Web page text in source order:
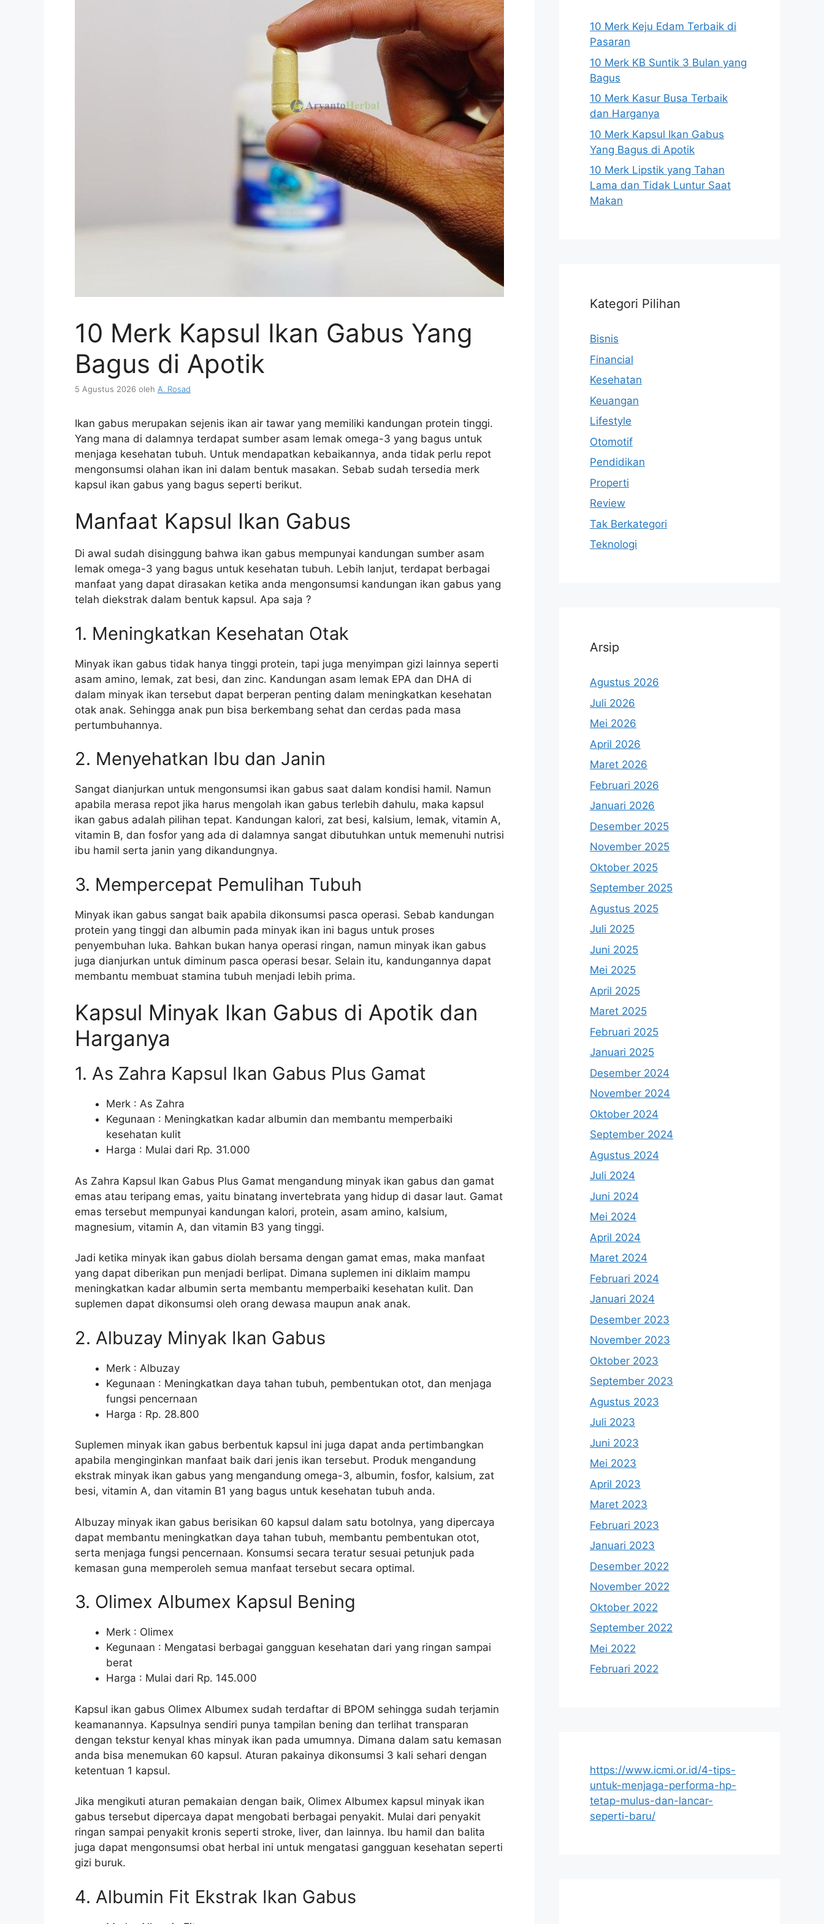
10 Merk Kapsul Ikan Gabus Yang
Bagus di Apotik
5 Agustus 2026 oleh A. Rosad
Ikan gabus merupakan sejenis ikan air tawar yang memiliki kandungan protein tinggi.
Yang mana di dalamnya terdapat sumber asam lemak omega-3 yang bagus untuk
menjaga kesehatan tubuh. Untuk mendapatkan kebaikannya, anda tidak perlu repot
mengonsumsi olahan ikan ini dalam bentuk masakan. Sebab sudah tersedia merk
kapsul ikan gabus yang bagus seperti berikut.
Manfaat Kapsul Ikan Gabus
Di awal sudah disinggung bahwa ikan gabus mempunyai kandungan sumber asam
lemak omega-3 yang bagus untuk kesehatan tubuh. Lebih lanjut, terdapat berbagai
manfaat yang dapat dirasakan ketika anda mengonsumsi kandungan ikan gabus yang
telah diekstrak dalam bentuk kapsul. Apa saja ?
1. Meningkatkan Kesehatan Otak
Minyak ikan gabus tidak hanya tinggi protein, tapi juga menyimpan gizi lainnya seperti
asam amino, lemak, zat besi, dan zinc. Kandungan asam lemak EPA dan DHA di
dalam minyak ikan tersebut dapat berperan penting dalam meningkatkan kesehatan
otak anak. Sehingga anak pun bisa berkembang sehat dan cerdas pada masa
pertumbuhannya.
2. Menyehatkan Ibu dan Janin
Sangat dianjurkan untuk mengonsumsi ikan gabus saat dalam kondisi hamil. Namun
apabila merasa repot jika harus mengolah ikan gabus terlebih dahulu, maka kapsul
ikan gabus adalah pilihan tepat. Kandungan kalori, zat besi, kalsium, lemak, vitamin A,
vitamin B, dan fosfor yang ada di dalamnya sangat dibutuhkan untuk memenuhi nutrisi
ibu hamil serta janin yang dikandungnya.
3. Mempercepat Pemulihan Tubuh
Minyak ikan gabus sangat baik apabila dikonsumsi pasca operasi. Sebab kandungan
protein yang tinggi dan albumin pada minyak ikan ini bagus untuk proses
penyembuhan luka. Bahkan bukan hanya operasi ringan, namun minyak ikan gabus
juga dianjurkan untuk diminum pasca operasi besar. Selain itu, kandungannya dapat
membantu membuat stamina tubuh menjadi lebih prima.
Kapsul Minyak Ikan Gabus di Apotik dan
Harganya
1. As Zahra Kapsul Ikan Gabus Plus Gamat
Merk : As Zahra
Kegunaan : Meningkatkan kadar albumin dan membantu memperbaiki
kesehatan kulit
Harga : Mulai dari Rp. 31.000
As Zahra Kapsul Ikan Gabus Plus Gamat mengandung minyak ikan gabus dan gamat
emas atau teripang emas, yaitu binatang invertebrata yang hidup di dasar laut. Gamat
emas tersebut mempunyai kandungan kalori, protein, asam amino, kalsium,
magnesium, vitamin A, dan vitamin B3 yang tinggi.
Jadi ketika minyak ikan gabus diolah bersama dengan gamat emas, maka manfaat
yang dapat diberikan pun menjadi berlipat. Dimana suplemen ini diklaim mampu
meningkatkan kadar albumin serta membantu memperbaiki kesehatan kulit. Dan
suplemen dapat dikonsumsi oleh orang dewasa maupun anak anak.
2. Albuzay Minyak Ikan Gabus
Merk : Albuzay
Kegunaan : Meningkatkan daya tahan tubuh, pembentukan otot, dan menjaga
fungsi pencernaan
Harga : Rp. 28.800
Suplemen minyak ikan gabus berbentuk kapsul ini juga dapat anda pertimbangkan
apabila menginginkan manfaat baik dari jenis ikan tersebut. Produk mengandung
ekstrak minyak ikan gabus yang mengandung omega-3, albumin, fosfor, kalsium, zat
besi, vitamin A, dan vitamin B1 yang bagus untuk kesehatan tubuh anda.
Albuzay minyak ikan gabus berisikan 60 kapsul dalam satu botolnya, yang dipercaya
dapat membantu meningkatkan daya tahan tubuh, membantu pembentukan otot,
serta menjaga fungsi pencernaan. Konsumsi secara teratur sesuai petunjuk pada
kemasan guna memperoleh semua manfaat tersebut secara optimal.
3. Olimex Albumex Kapsul Bening
Merk : Olimex
Kegunaan : Mengatasi berbagai gangguan kesehatan dari yang ringan sampai
berat
Harga : Mulai dari Rp. 145.000
Kapsul ikan gabus Olimex Albumex sudah terdaftar di BPOM sehingga sudah terjamin
keamanannya. Kapsulnya sendiri punya tampilan bening dan terlihat transparan
dengan tekstur kenyal khas minyak ikan pada umumnya. Dimana dalam satu kemasan
anda bisa menemukan 60 kapsul. Aturan pakainya dikonsumsi 3 kali sehari dengan
ketentuan 1 kapsul.
Jika mengikuti aturan pemakaian dengan baik, Olimex Albumex kapsul minyak ikan
gabus tersebut dipercaya dapat mengobati berbagai penyakit. Mulai dari penyakit
ringan sampai penyakit kronis seperti stroke, liver, dan lainnya. Ibu hamil dan balita
juga dapat mengonsumsi obat herbal ini untuk mengatasi gangguan kesehatan seperti
gizi buruk.
4. Albumin Fit Ekstrak Ikan Gabus
10 Merk Keju Edam Terbaik di
Pasaran
10 Merk KB Suntik 3 Bulan yang
Bagus
10 Merk Kasur Busa Terbaik
dan Harganya
10 Merk Kapsul Ikan Gabus
Yang Bagus di Apotik
10 Merk Lipstik yang Tahan
Lama dan Tidak Luntur Saat
Makan
Kategori Pilihan
Bisnis
Financial
Kesehatan
Keuangan
Lifestyle
Otomotif
Pendidikan
Properti
Review
Tak Berkategori
Teknologi
Arsip
Agustus 2026
Juli 2026
Mei 2026
April 2026
Maret 2026
Februari 2026
Januari 2026
Desember 2025
November 2025
Oktober 2025
September 2025
Agustus 2025
Juli 2025
Juni 2025
Mei 2025
April 2025
Maret 2025
Februari 2025
Januari 2025
Desember 2024
November 2024
Oktober 2024
September 2024
Agustus 2024
Juli 2024
Juni 2024
Mei 2024
April 2024
Maret 2024
Februari 2024
Januari 2024
Desember 2023
November 2023
Oktober 2023
September 2023
Agustus 2023
Juli 2023
Juni 2023
Mei 2023
April 2023
Maret 2023
Februari 2023
Januari 2023
Desember 2022
November 2022
Oktober 2022
September 2022
Mei 2022
Februari 2022
https://www.icmi.or.id/4-tips-
untuk-menjaga-performa-hp-
tetap-mulus-dan-lancar-
seperti-baru/